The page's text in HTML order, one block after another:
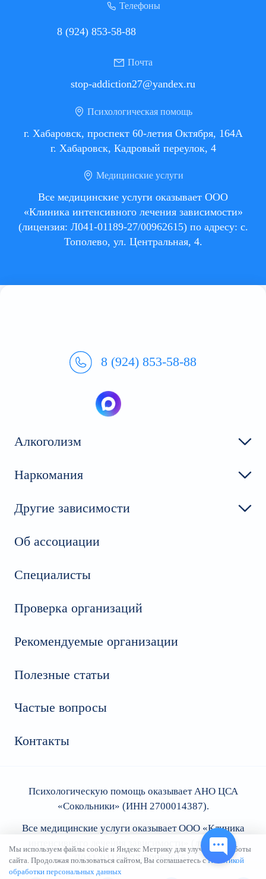
Телефоны
8 (924) 853-58-88
Почта
stop-addiction27@yandex.ru
Психологическая помощь
г. Хабаровск, проспект 60-летия Октября, 164А
г. Хабаровск, Кадровый переулок, 4
Медицинские услуги
Все медицинские услуги оказывает ООО
«Клиника интенсивного лечения зависимости»
(лицензия: Л041-01189-27/00962615) по адресу: с.
Тополево, ул. Центральная, 4.
8 (924) 853-58-88
Алкоголизм
Наркомания
Другие зависимости
Об ассоциации
Специалисты
Проверка организаций
Рекомендуемые организации
Полезные статьи
Частые вопросы
Контакты
Психологическую помощь оказывает АНО ЦСА
«Сокольники» (ИНН 2700014387).
Все медицинские услуги оказывает ООО «Клиника
» (лицензия:
Л041-01189-27/00962615).
Мы используем файлы cookie и Яндекс Метрику для улучшения работы
сайта. Продолжая пользоваться сайтом, Вы соглашаетесь сПолитикой
обработки персональных данных